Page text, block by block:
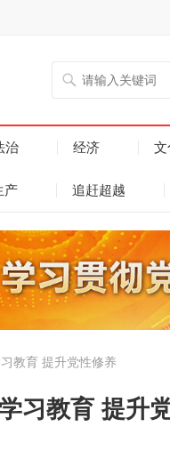
治 经济 文
产 追赶超越
教育 提升党性修养
习教育 提升